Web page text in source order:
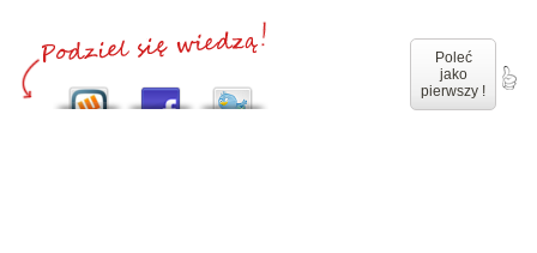
Poleć
jako
pierwszy !